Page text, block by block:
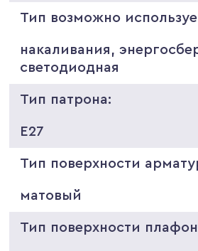
Тип возможно
накаливания,
светодиодная
Тип патрона:
E27
Тип поверхности
матовый
Тип поверхности